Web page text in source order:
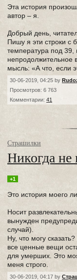
Эта история
автор – я.
Добрый день,
Пишу я эти строки с
температура под 39,
непродолжительное
мысль: «А что, если
30-06-2019, 04:25 by
Просмотров: 6 763
Комментарии: 41
Страшилки
Никогда
+1
Это история моего
Носит
вынужден
случай).
Ну, что могу
все ценные вещи
для умерших. Это
меня строго.
30-06-2019, 04:17 by